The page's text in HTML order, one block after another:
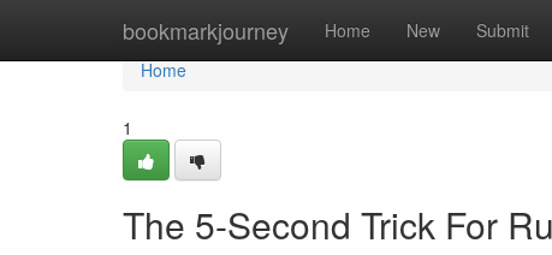
bookmarkjourney Home New Submit
Home
Home
1
The 5-Second Trick For